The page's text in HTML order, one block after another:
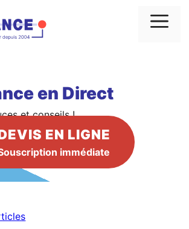
en Direct
et conseils !
EN LIGNE
immédiate